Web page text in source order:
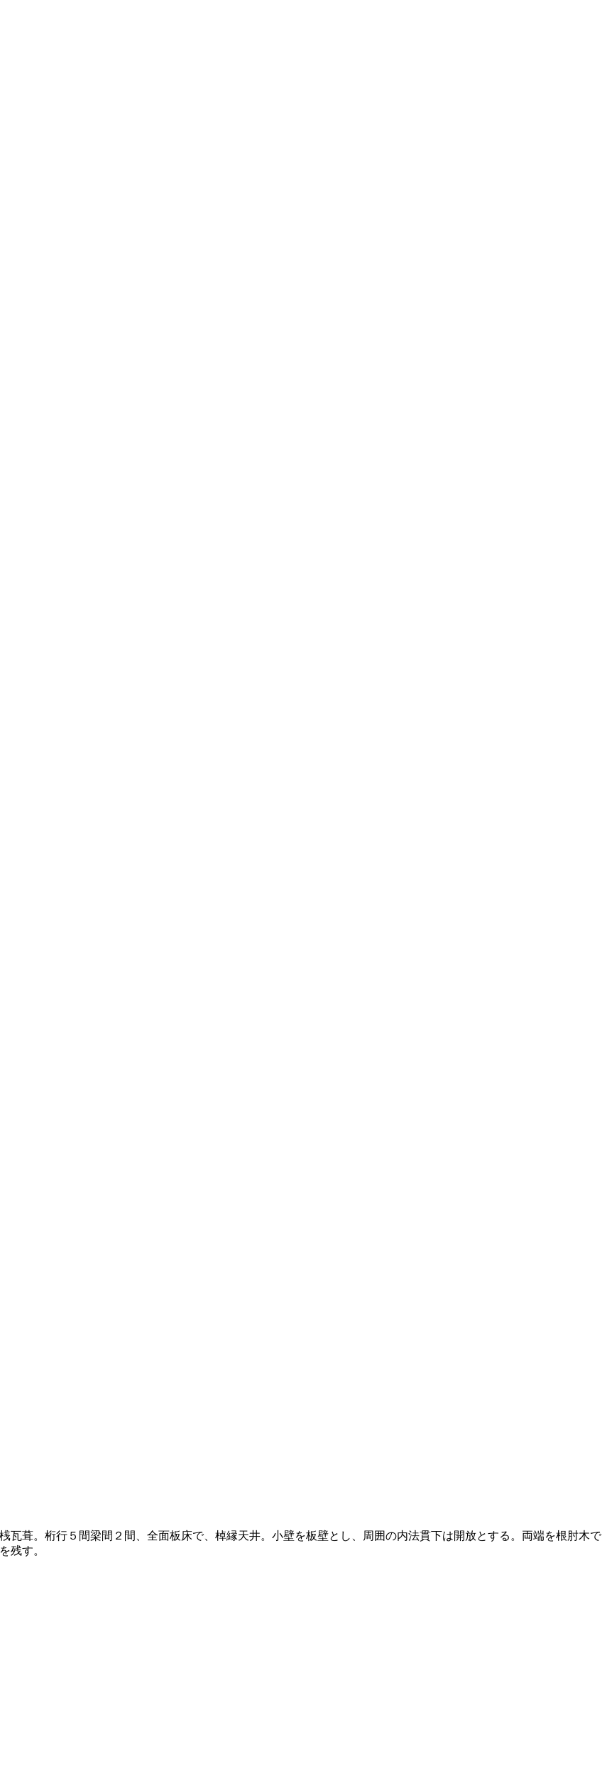
瓦葺。桁行５間梁間２間、全面板床で、棹縁天井。小壁を板壁とし、周囲の内法貫下は開放とする。両端を根肘木で
残す。